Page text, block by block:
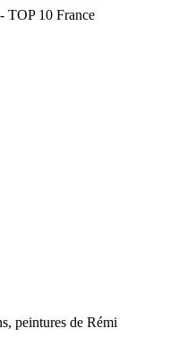
TOP 10 France
peintures de Rémi